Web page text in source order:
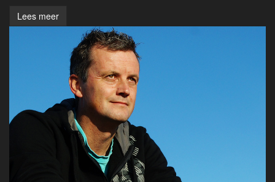
Lees meer